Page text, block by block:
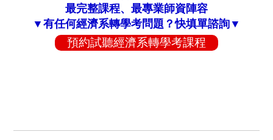
最完整課程、最專業師資陣容
▼有任何經濟系轉學考問題？快填單諮詢▼
預約試聽經濟系轉學考課程